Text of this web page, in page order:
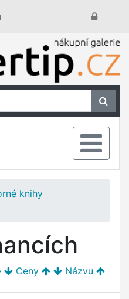
knihy
Ceny Názvu